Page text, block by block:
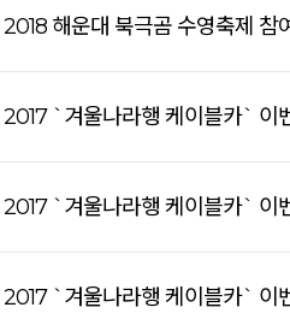
2018 해운대 북극곰 수영축제 참
2017 `겨울나라행 케이블카` 이
2017 `겨울나라행 케이블카` 이
2017 `겨울나라행 케이블카` 이